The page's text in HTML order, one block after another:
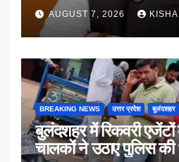
AUGUST 7, 2026
BREAKING NEWS उत्तर प्रदेश बुलंदशहर
बुलंदशहर में रिकवरी एजेंटों की दबंगई,
चालकों ने उठाए पुलिस की